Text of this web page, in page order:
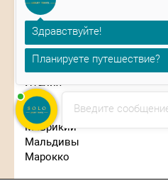
Греция
Израиль
Индонезия
Иордания
Испания
Италия
Кипр
Китай
Маврикий
Мальдивы
Марокко
Введите
Здравствуйте!
Планируете путешествие?